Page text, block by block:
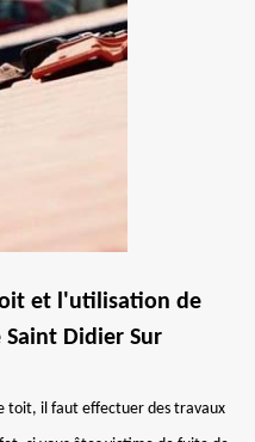
et l'utilisation de
Didier Sur
toit, il faut effectuer des travaux